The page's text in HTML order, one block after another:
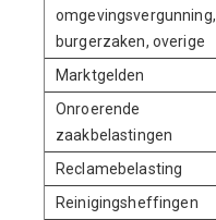
omgevingsvergunning,
burgerzaken, overige
Marktgelden
Onroerende
zaakbelastingen
Reclamebelasting
Reinigingsheffingen